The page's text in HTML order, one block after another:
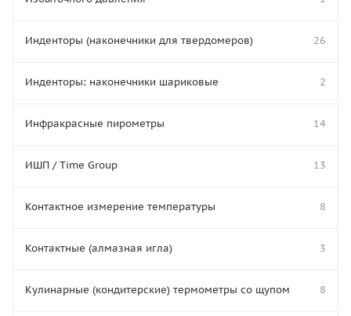
Инденторы (наконечники для твердомеров) 26
Инденторы: наконечники шариковые 2
Инфракрасные пирометры 14
ИШП / Time Group 13
Контактное измерение температуры 8
Контактные (алмазная игла) 3
Кулинарные (кондитерские) термометры со щупом 8